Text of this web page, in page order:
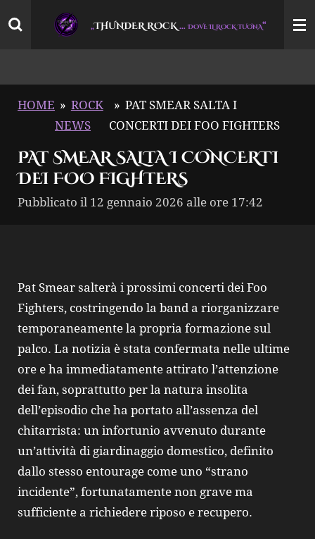
Vai
„THUNDER ROCK…DOVE IL ROCK TUONA“
HOME » ROCK
NEWS
» PAT SMEAR SALTA I
CONCERTI DEI FOO FIGHTERS
PAT SMEAR SALTA I CONCERTI
DEI FOO FIGHTERS
Pubblicato il 12 gennaio 2026 alle ore 17:42
Pat Smear salterà i prossimi concerti dei Foo
Fighters, costringendo la band a riorganizzare
temporaneamente la propria formazione sul
palco. La notizia è stata confermata nelle ultime
ore e ha immediatamente attirato l’attenzione
dei fan, soprattutto per la natura insolita
dell’episodio che ha portato all’assenza del
chitarrista: un infortunio avvenuto durante
un’attività di giardinaggio domestico, definito
dallo stesso entourage come uno “strano
incidente”, fortunatamente non grave ma
sufficiente a richiedere riposo e recupero.